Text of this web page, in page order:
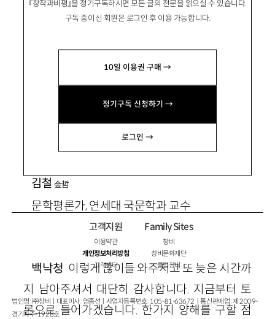
『창작과비평』을 정기구독하시면 모든 글의 전문을 읽으실 수 있습니다.
구독 중이신 회원은 로그인 후 이용 가능합니다.
10일 이용권 구매 →
정기구독 신청하기 →
로그인 →
백낙청 白樂晴
구모룡 具謨龍
문학평론가, 한국해양대 동아시아학과 교수
김철 金哲
문학평론가, 연세대 국문학과 교수
백낙청 이렇게 많이들 와주시고 또 늦은 시간까
지 남아주셔서 대단히 감사합니다. 지금부터 토
론으로 들어가겠습니다. 한가지 양해를 구할 점
고객지원
이용약관
개인정보처리방침
고객센터
Family Sites
창비
창비문화재단
클럽창비
법인명 : ㈜창비ㅣ대표이사 : 염종선ㅣ사업자등록번호 : 105-81-63672ㅣ통신판매업 : 제 2009-
경기파주-1928호